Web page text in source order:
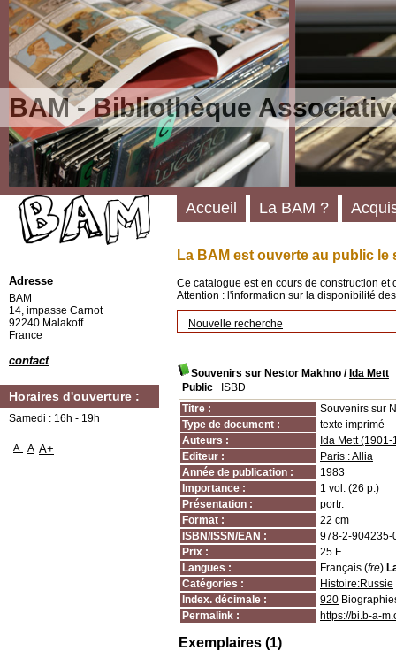
BAM - Bibliothèque
La BAM est ouverte au public le
Ce catalogue est en cours de construction
Attention : l'information sur la disponibilité
Nouvelle recherche
Souvenirs sur Nestor Makhno / Ida Mett
Public
ISBD
Titre :
Souvenirs sur
Type de document :
texte imprimé
Auteurs :
Ida Mett
Editeur :
Paris : Allia
Année de publication :
1983
Importance :
1 vol. (26 p.)
Présentation :
portr.
Format :
22 cm
ISBN/ISSN/EAN :
978-2-904235-
Prix :
25 F
Langues :
Français (fre)
Catégories :
Histoire:Russie
Index. décimale :
920
Permalink :
https://bi.b-a-
Exemplaires (1)
Accueil La BAM ?
Adresse
BAM
14, impasse Carnot
92240 Malakoff
France
contact
Horaires d'ouverture :
Samedi : 16h - 19h
A- A A+